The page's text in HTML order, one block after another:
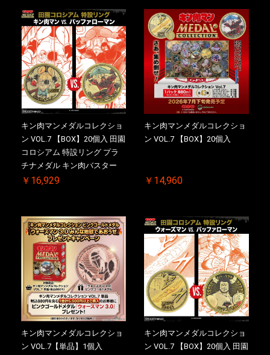
一斉出荷予定
斉出荷予定
キン肉マンメダルコレクショ
ン VOL.7 【BOX】20個入 田園
コロシアム 特設リング プラ
チナメダル キン肉バスター
VS. キン肉バスターやぶり 初
メダル(非売品)付
￥16,929
キン肉マンメダルコレクショ
ン VOL.7 【BOX】20個入
￥14,960
キン肉マンメダルコレクショ
ン VOL.7【単品】1個入
キン肉マンメダルコレクショ
ン VOL.7 【BOX】20個入 田園